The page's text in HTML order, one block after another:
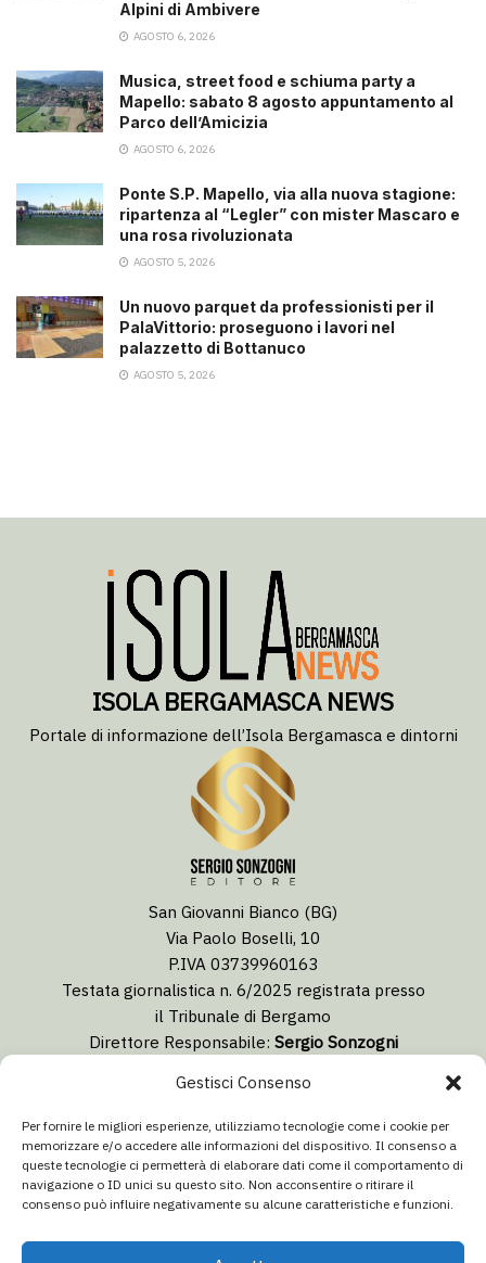
Gestisci Consenso
Per fornire le migliori esperienze, utilizziamo tecnologie come i cookie per
memorizzare e/o accedere alle informazioni del dispositivo. Il consenso a
queste tecnologie ci permetterà di elaborare dati come il comportamento di
navigazione o ID unici su questo sito. Non acconsentire o ritirare il
consenso può influire negativamente su alcune caratteristiche e funzioni.
Alpini di Ambivere
AGOSTO 6, 2026
Musica, street food e schiuma party a
Mapello: sabato 8 agosto appuntamento al
Parco dell’Amicizia
AGOSTO 6, 2026
Ponte S.P. Mapello, via alla nuova stagione:
ripartenza al “Legler” con mister Mascaro e
una rosa rivoluzionata
AGOSTO 5, 2026
Un nuovo parquet da professionisti per il
PalaVittorio: proseguono i lavori nel
palazzetto di Bottanuco
AGOSTO 5, 2026
ISOLA BERGAMASCA NEWS
Portale di informazione dell’Isola Bergamasca e dintorni
San Giovanni Bianco (BG)
Via Paolo Boselli, 10
P.IVA 03739960163
Testata giornalistica n. 6/2025 registrata presso
il Tribunale di Bergamo
Direttore Responsabile: Sergio Sonzogni
redazione@isolabergamascanews.it